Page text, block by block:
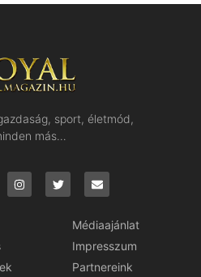
sport, életmód,
más…
Médiaajánlat
Impresszum
Partnereink